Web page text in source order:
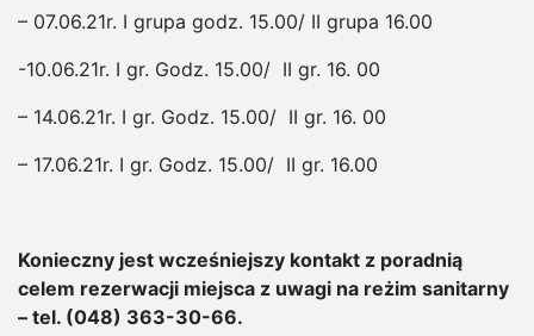
– 07.06.21r. I grupa godz. 15.00/ II grupa 16.00
-10.06.21r. I gr. Godz. 15.00/ II gr. 16. 00
– 14.06.21r. I gr. Godz. 15.00/ II gr. 16. 00
– 17.06.21r. I gr. Godz. 15.00/ II gr. 16.00
Konieczny jest wcześniejszy kontakt z poradnią
celem rezerwacji miejsca z uwagi na reżim sanitarny
– tel. (048) 363-30-66.